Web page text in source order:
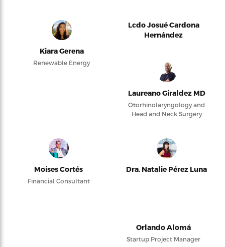
Kiara Gerena
Renewable Energy
Lcdo Josué Cardona
Hernández
Laureano Giraldez MD
Otorhinolaryngology and
Head and Neck Surgery
Moises Cortés
Financial Consultant
Dra. Natalie Pérez Luna
Orlando Alomá
Startup Project Manager